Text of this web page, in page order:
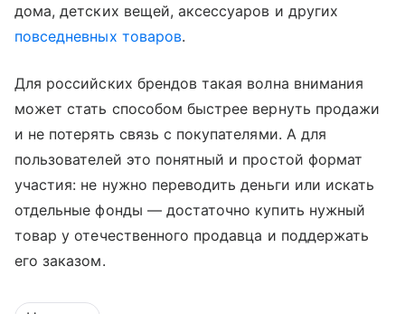
дома, детских вещей, аксессуаров и других
повседневных товаров.
Для российских брендов такая волна внимания
может стать способом быстрее вернуть продажи
и не потерять связь с покупателями. А для
пользователей это понятный и простой формат
участия: не нужно переводить деньги или искать
отдельные фонды — достаточно купить нужный
товар у отечественного продавца и поддержать
его заказом.